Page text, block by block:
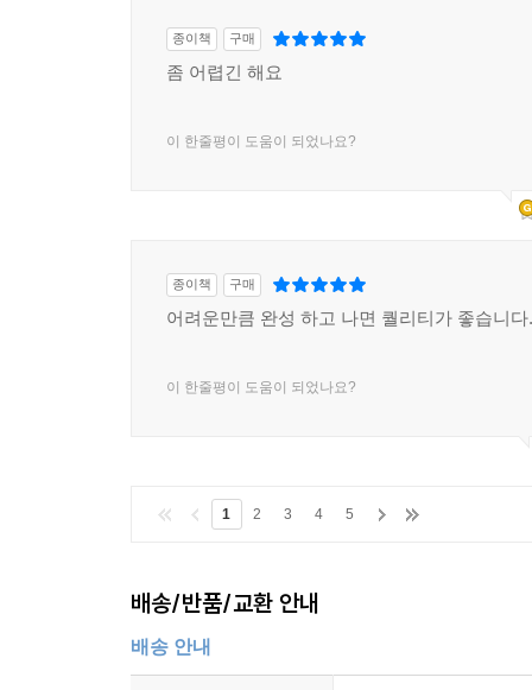
종이책 구매
좀 어렵긴 해요
이 한줄평이 도움이 되었나요?
종이책 구매
어려운만큼 완성 하고 나면 퀄리티가 좋습니다.
이 한줄평이 도움이 되었나요?
1 2 3 4 5
배송/반품/교환 안내
배송 안내